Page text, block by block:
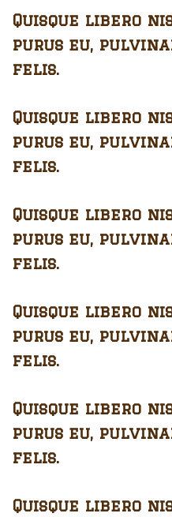
Quisque libero
purus eu,
felis.
Quisque libero
purus eu,
felis.
Quisque libero
purus eu,
felis.
Quisque libero
purus eu,
felis.
Quisque libero
purus eu,
felis.
Quisque libero